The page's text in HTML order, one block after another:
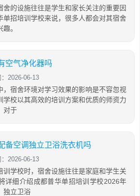
舍的设施往往是学生和家长关注的重要因
单招培训学校来说，很多人都会对其宿舍
。
空气净化器吗
2026-06-13
，宿舍环境对学习效果的影响是不容忽视
学校以其高效的培训方案和优质的师资力
对于
备空调独立卫浴洗衣机吗
2026-06-13
训学校时，宿舍设施往往是家庭和学生关
详细介绍成都普华单招培训学校2026年
独立卫浴